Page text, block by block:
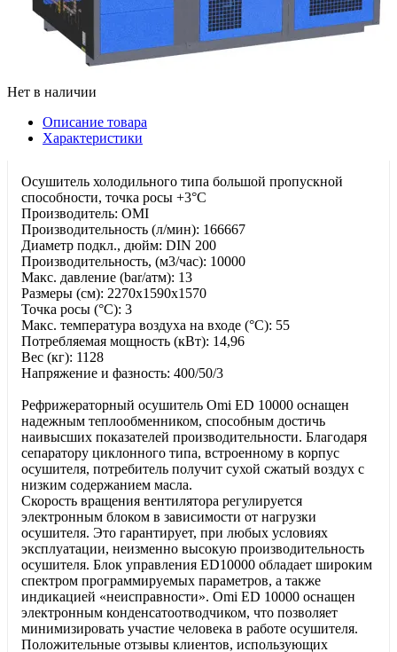
Нет в наличии
Описание товара
Характеристики
Осушитель холодильного типа большой пропускной
способности, точка росы +3°С
Производитель: OMI
Производительность (л/мин): 166667
Диаметр подкл., дюйм: DIN 200
Производительность, (м3/час): 10000
Макс. давление (bar/атм): 13
Размеры (см): 2270x1590x1570
Точка росы (°C): 3
Макс. температура воздуха на входе (°C): 55
Потребляемая мощность (кВт): 14,96
Вес (кг): 1128
Напряжение и фазность: 400/50/3
Рефрижераторный осушитель Omi ED 10000 оснащен
надежным теплообменником, способным достичь
наивысших показателей производительности. Благодаря
сепаратору циклонного типа, встроенному в корпус
осушителя, потребитель получит сухой сжатый воздух с
низким содержанием масла.
Скорость вращения вентилятора регулируется
электронным блоком в зависимости от нагрузки
осушителя. Это гарантирует, при любых условиях
эксплуатации, неизменно высокую производительность
осушителя. Блок управления ED10000 обладает широким
спектром программируемых параметров, а также
индикацией «неисправности». Omi ED 10000 оснащен
электронным конденсатоотводчиком, что позволяет
минимизировать участие человека в работе осушителя.
Положительные отзывы клиентов, использующих